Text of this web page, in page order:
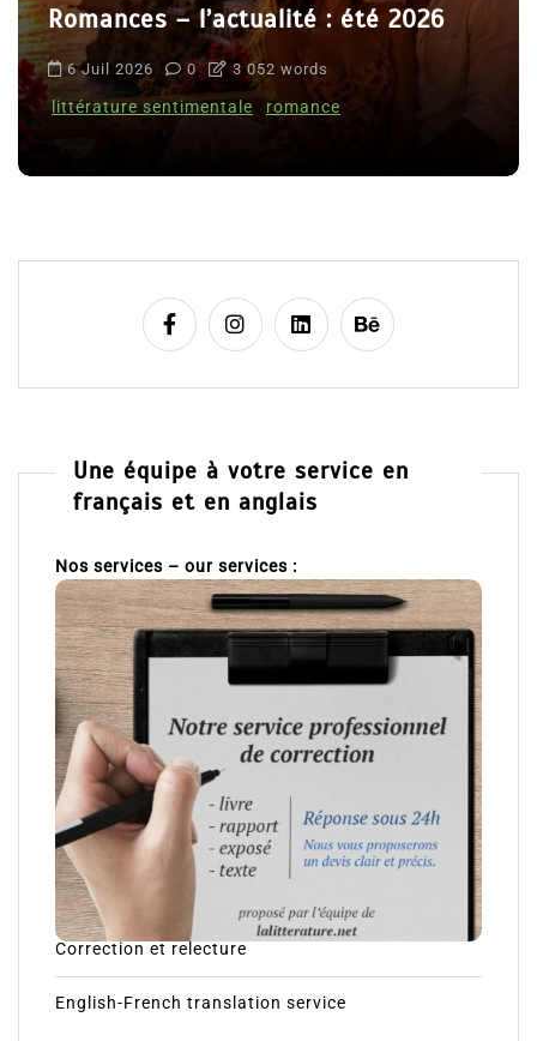
Romances – l’actualité : été 2026
6 Juil 2026 0 3 052 words
littérature sentimentale romance
Une équipe à votre service en
français et en anglais
Nos services – our services :
Correction et relecture
English-French translation service